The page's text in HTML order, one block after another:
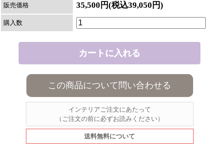
販売価格 35,500円(税込39,050円)
購入数
この商品について問い合わせる
インテリアご注文にあたって
（ご注文の前に必ずお読みください）
送料無料について